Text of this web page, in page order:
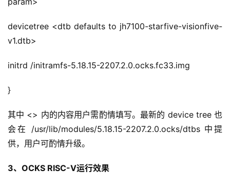
习
云
算
未
医
疗
能
devicetree <dtb defaults to jh7100-starfive-visionfive-
v1.dtb>
initrd /initramfs-5.18.15-2207.2.0.ocks.fc33.img
}
其中 <> 内的内容用户需酌情填写。最新的 device tree 也
会在 /usr/lib/modules/5.18.15-2207.2.0.ocks/dtbs 中提
供，用户可酌情升级。
3、OCKS RISC-V运行效果